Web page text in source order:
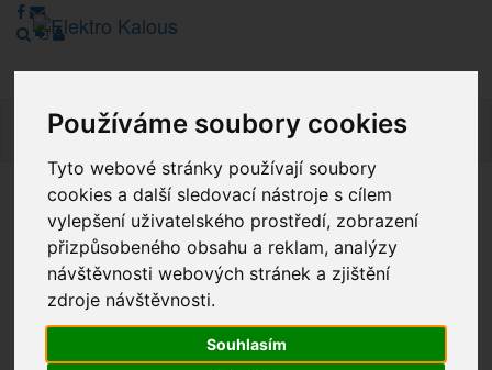
Používáme soubory cookies
Tyto webové stránky používají soubory
cookies a další sledovací nástroje s cílem
vylepšení uživatelského prostředí, zobrazení
přizpůsobeného obsahu a reklam, analýzy
návštěvnosti webových stránek a zjištění
zdroje návštěvnosti.
Souhlasím
Vážení zákazníci, v tuto chvíli je Náš internetový obchod v
režimu Katalogu. Objednávky on-line nyní nelze vyřídit.
Děkujeme za pochopení.